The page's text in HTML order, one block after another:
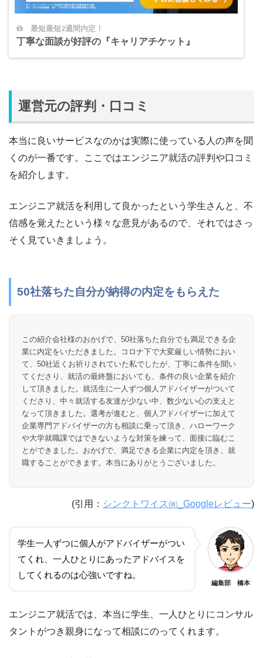
最短最短2週間内定！
丁寧な面談が好評の『キャリアチケット』
運営元の評判・口コミ
本当に良いサービスなのかは実際に使っている人の声を聞
くのが一番です。ここではエンジニア就活の評判や口コミ
を紹介します。
エンジニア就活を利用して良かったという学生さんと、不
信感を覚えたという様々な意見があるので、それではさっ
そく見ていきましょう。
50社落ちた自分が納得の内定をもらえた
この紹介会社様のおかげで、50社落ちた自分でも満足できる企
業に内定をいただきました。コロナ下で大変厳しい情勢におい
て、50社近くお祈りされていた私でしたが、丁寧に条件を聞い
てくださり、就活の最終盤においても、条件の良い企業を紹介
して頂きました。就活生に一人ずつ個人アドバイザーがついて
くださり、中々就活する友達が少ない中、数少ない心の支えと
なって頂きました。選考が進むと、個人アドバイザーに加えて
企業専門アドバイザーの方も相談に乗って頂き、ハローワーク
や大学就職課ではできないような対策を練って、面接に臨むこ
とができました。おかげで、満足できる企業に内定を頂き、就
職することができます。本当にありがとうございました。
(引用： シンクトワイス㈱_Googleレビュー)
学生一人ずつに個人がアドバイザーがつい
てくれ、一人ひとりにあったアドバイスを
してくれるのは心強いですね。
編集部 橋本
エンジニア就活では、本当に学生、一人ひとりにコンサル
タントがつき親身になって相談にのってくれます。